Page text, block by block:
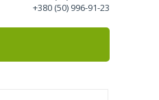
+380 (50) 996-91-23